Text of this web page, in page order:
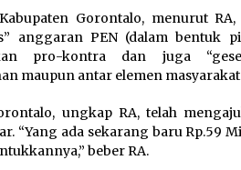
Gorontalo, menurut
anggaran PEN (dalam bentuk
pro-kontra dan juga
maupun antar elemen
ungkap RA, telah
“Yang ada sekarang baru Rp.59
beber RA.